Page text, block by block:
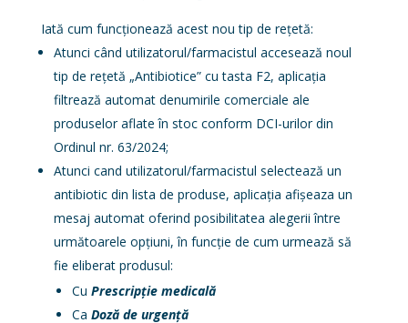
Iată cum funcționează acest nou tip de rețetă:
Atunci când utilizatorul/farmacistul accesează noul
tip de rețetă „Antibiotice” cu tasta F2, aplicația
filtrează automat denumirile comerciale ale
produselor aflate în stoc conform DCI-urilor din
Ordinul nr. 63/2024;
Atunci cand utilizatorul/farmacistul selectează un
antibiotic din lista de produse, aplicația afișeaza un
mesaj automat oferind posibilitatea alegerii între
următoarele opțiuni, în funcție de cum urmează să
fie eliberat produsul:
Cu Prescripție medicală
Ca Doză de urgență